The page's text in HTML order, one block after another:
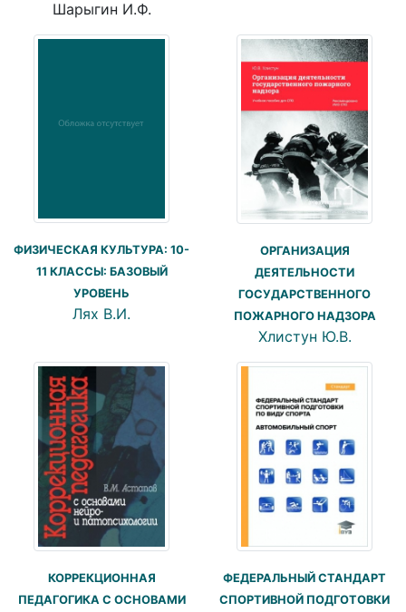
Шарыгин И.Ф.
ФИЗИЧЕСКАЯ КУЛЬТУРА: 10-
11 КЛАССЫ: БАЗОВЫЙ
УРОВЕНЬ
Лях В.И.
ОРГАНИЗАЦИЯ
ДЕЯТЕЛЬНОСТИ
ГОСУДАРСТВЕННОГО
ПОЖАРНОГО НАДЗОРА
Хлистун Ю.В.
КОРРЕКЦИОННАЯ
ПЕДАГОГИКА С ОСНОВАМИ
ФЕДЕРАЛЬНЫЙ СТАНДАРТ
СПОРТИВНОЙ ПОДГОТОВКИ